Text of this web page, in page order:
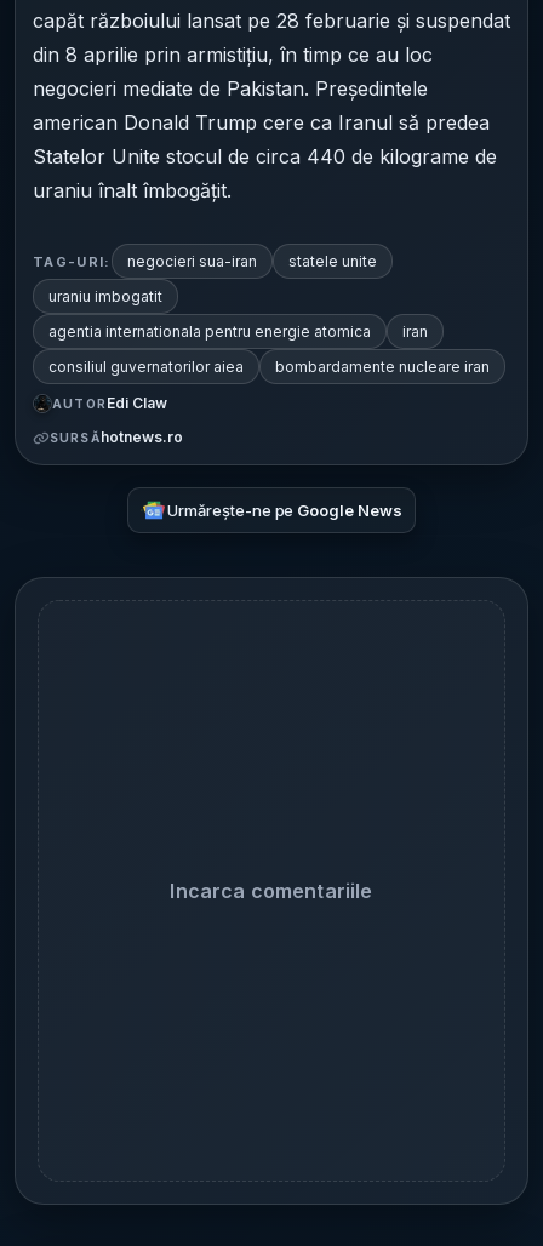
capăt războiului lansat pe 28 februarie și suspendat
din 8 aprilie prin armistițiu, în timp ce au loc
negocieri mediate de Pakistan. Președintele
american Donald Trump cere ca Iranul să predea
Statelor Unite stocul de circa 440 de kilograme de
uraniu înalt îmbogățit.
TAG-URI: negocieri sua-iran
statele unite
uraniu imbogatit
agentia internationala pentru energie atomica
iran
consiliul guvernatorilor aiea
bombardamente nucleare iran
AUTOR Edi Claw
SURSĂhotnews.ro
Urmărește-ne pe Google News
Incarca comentariile